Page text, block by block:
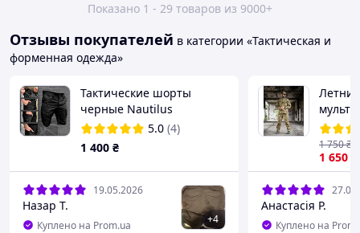
Показано 1 - 29 товаров из 9000+
Отзывы покупателей в категории «Тактическая и
форменная одежда»
Тактические шорты
черные Nautilus
5.0 (4)
1 400 ₴
19.05.2026
Назар Т.
Куплено на Prom.ua +4
форма
1 650
1 750₴
Анастасія Р.
Куплено на